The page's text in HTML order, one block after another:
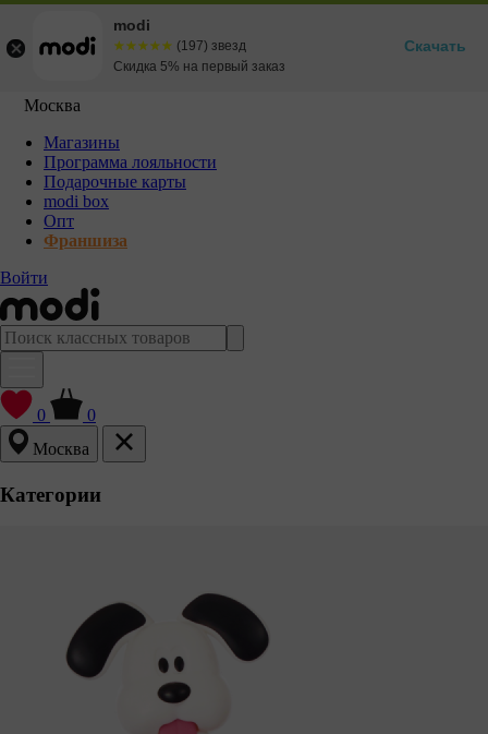
Москва
Магазины
Программа лояльности
Подарочные карты
modi box
Опт
Франшиза
Войти
0
0
Москва
Категории
modi
☆☆☆☆☆
★★★★★ (197) звезд
Скидка 5% на первый заказ
Скачать